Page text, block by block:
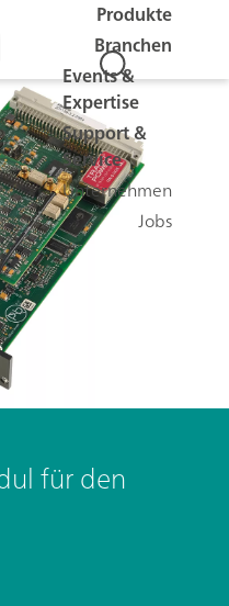
Produkte
Branchen
Events &
Expertise
Support &
Service
Unternehmen
Jobs
für den